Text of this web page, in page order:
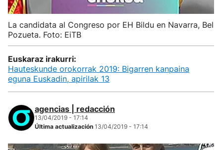
La candidata al Congreso por EH Bildu en Navarra, Bel
Pozueta. Foto: EiTB
Euskaraz irakurri:
Hauteskunde orokorrak 2019: Bigarren kanpaina
eguna Euskadin, apirilak 13
agencias | redacción
13/04/2019 - 17:14
Última actualización 13/04/2019 - 17:14